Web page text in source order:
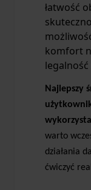
łatwość
komfort
Najlepszy
warto
działania
ćwiczyć